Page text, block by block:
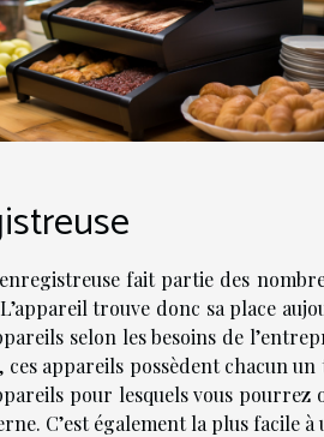
fait partie des
trouve donc sa place
selon les besoins de
ces appareils possèdent chacun
pour lesquels vous
C’est également la plus facile à